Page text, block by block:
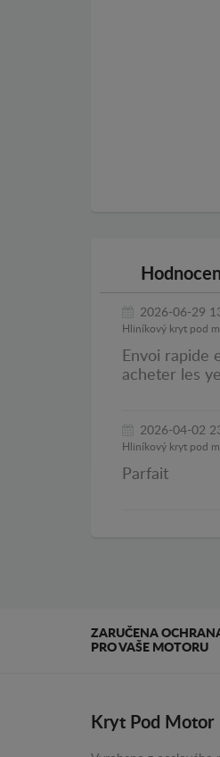
2026-06-29
Hliníkový kryt pod
Envoi rapide
acheter les
2026-04-02
Hliníkový kryt pod
Parfait
ZARUČENA
PRO VAŠE MOTORU
Kryt Pod Motor